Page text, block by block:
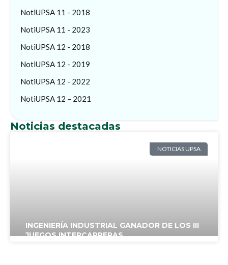
NotiUPSA 11 - 2018
NotiUPSA 11 - 2023
NotiUPSA 12 - 2018
NotiUPSA 12 - 2019
NotiUPSA 12 - 2022
NotiUPSA 12 – 2021
Noticias destacadas
NOTICIAS UPSA
INGENIERÍA INDUSTRIAL GANADOR DE LOS III
JUEGOS INTERCARRERAS
NOTICIAS
UPSA